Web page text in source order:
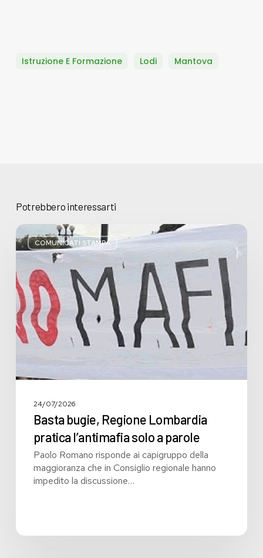
Istruzione E Formazione Lodi Mantova
Potrebbero interessarti
COMUNICATI STAMPA
Basta
bugie,
Regione
Lombardia
pratica
l’antimafia
solo
a
parole
24/07/2026
Basta bugie, Regione Lombardia
pratica l’antimafia solo a parole
Paolo Romano risponde ai capigruppo della
maggioranza che in Consiglio regionale hanno
impedito la discussione…